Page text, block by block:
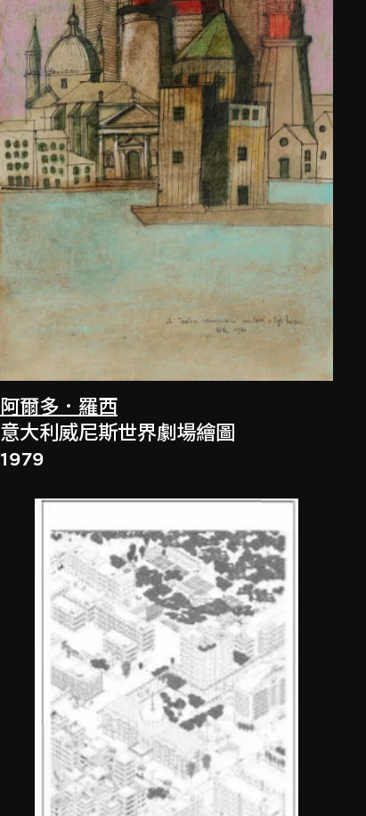
阿爾多．羅西
意大利威尼斯世界劇場繪圖
1979